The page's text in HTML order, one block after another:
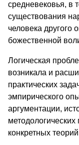
средневековья, в
существования
человека другого
божественной
Логическая
возникала и
практических
эмпирического
аргументации,
конкретных